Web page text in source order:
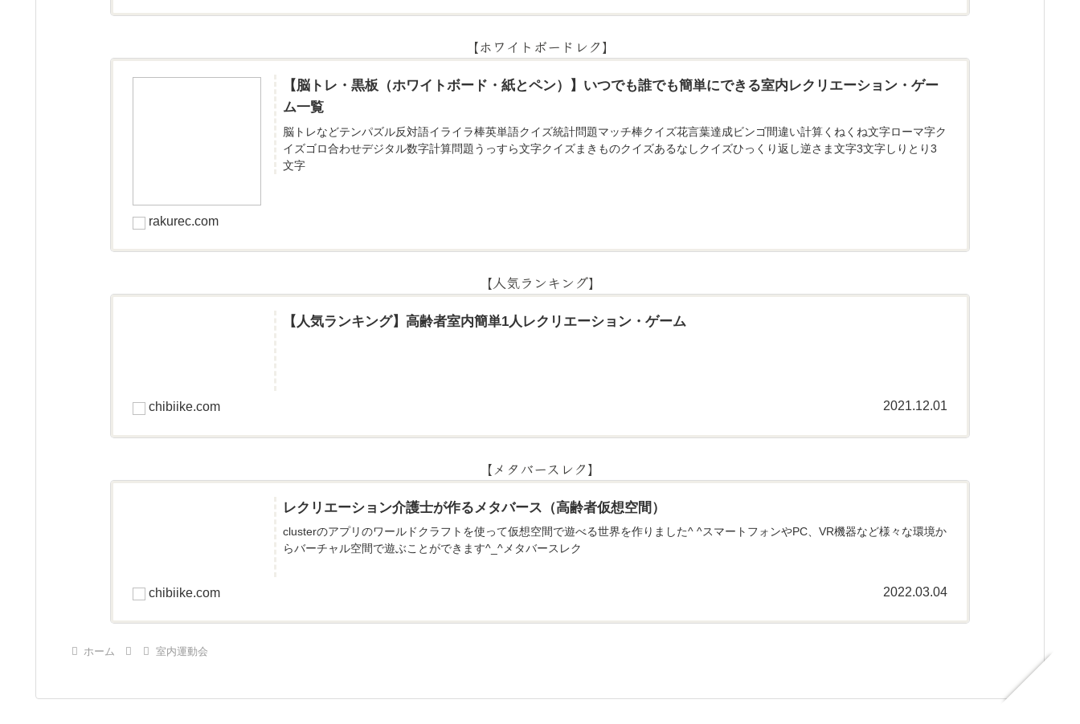
【ホワイトボードレク】
【脳トレ・黒板（ホワイトボード・紙とペン）】いつでも誰でも簡単にできる室内レクリエーション・ゲー
ム一覧
脳トレなどテンパズル反対語イライラ棒英単語クイズ統計問題マッチ棒クイズ花言葉達成ビンゴ間違い計算くねくね文字ローマ字ク
イズゴロ合わせデジタル数字計算問題うっすら文字クイズまきものクイズあるなしクイズひっくり返し逆さま文字3文字しりとり3
文字
rakurec.com
【人気ランキング】
【人気ランキング】高齢者室内簡単1人レクリエーション・ゲーム
chibiike.com 2021.12.01
【メタバースレク】
レクリエーション介護士が作るメタバース（高齢者仮想空間）
clusterのアプリのワールドクラフトを使って仮想空間で遊べる世界を作りました^ ^スマートフォンやPC、VR機器など様々な環境か
らバーチャル空間で遊ぶことができます^_^メタバースレク
chibiike.com 2022.03.04
ホーム 室内運動会